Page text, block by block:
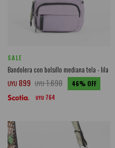
SALE
Bandolera con bolsillo mediana tela - lila
UYU 899 UYU1.690 46
UYU 764